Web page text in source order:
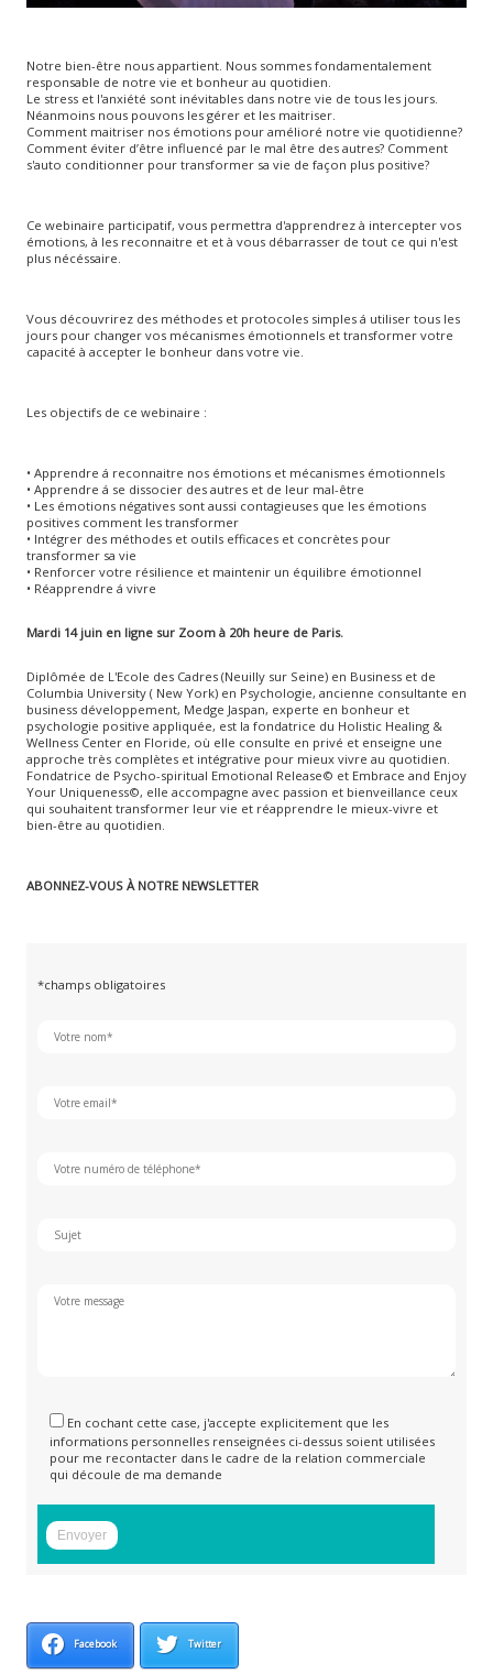
Notre bien-être nous appartient. Nous sommes fondamentalement
responsable de notre vie et bonheur au quotidien.
Le stress et l'anxiété sont inévitables dans notre vie de tous les jours.
Néanmoins nous pouvons les gérer et les maitriser.
Comment maitriser nos émotions pour amélioré notre vie quotidienne?
Comment éviter d’être influencé par le mal être des autres? Comment
s'auto conditionner pour transformer sa vie de façon plus positive?
Ce webinaire participatif, vous permettra d'apprendrez à intercepter vos
émotions, à les reconnaitre et et à vous débarrasser de tout ce qui n'est
plus nécéssaire.
Vous découvrirez des méthodes et protocoles simples á utiliser tous les
jours pour changer vos mécanismes émotionnels et transformer votre
capacité à accepter le bonheur dans votre vie.
Les objectifs de ce webinaire :
• Apprendre á reconnaitre nos émotions et mécanismes émotionnels
• Apprendre á se dissocier des autres et de leur mal-être
• Les émotions négatives sont aussi contagieuses que les émotions
positives comment les transformer
• Intégrer des méthodes et outils efficaces et concrètes pour
transformer sa vie
• Renforcer votre résilience et maintenir un équilibre émotionnel
• Réapprendre á vivre
Mardi 14 juin en ligne sur Zoom à 20h heure de Paris.
Diplômée de L'Ecole des Cadres (Neuilly sur Seine) en Business et de
Columbia University ( New York) en Psychologie, ancienne consultante en
business développement, Medge Jaspan, experte en bonheur et
psychologie positive appliquée, est la fondatrice du Holistic Healing &
Wellness Center en Floride, où elle consulte en privé et enseigne une
approche très complètes et intégrative pour mieux vivre au quotidien.
Fondatrice de Psycho-spiritual Emotional Release© et Embrace and Enjoy
Your Uniqueness©, elle accompagne avec passion et bienveillance ceux
qui souhaitent transformer leur vie et réapprendre le mieux-vivre et
bien-être au quotidien.
ABONNEZ-VOUS À NOTRE NEWSLETTER
*champs obligatoires
En cochant cette case, j'accepte explicitement que les
informations personnelles renseignées ci-dessus soient utilisées
pour me recontacter dans le cadre de la relation commerciale
qui découle de ma demande
Facebook Twitter